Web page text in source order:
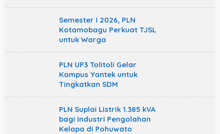
Semester I 2026, PLN
Kotamobagu Perkuat TJSL
untuk Warga
PLN UP3 Tolitoli Gelar
Kampus Yantek untuk
Tingkatkan SDM
PLN Suplai Listrik 1.385 kVA
bagi Industri Pengolahan
Kelapa di Pohuwato